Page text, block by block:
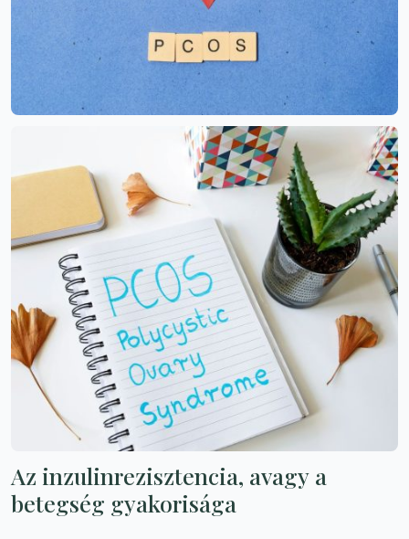
Az inzulinrezisztencia, avagy a
betegség gyakorisága